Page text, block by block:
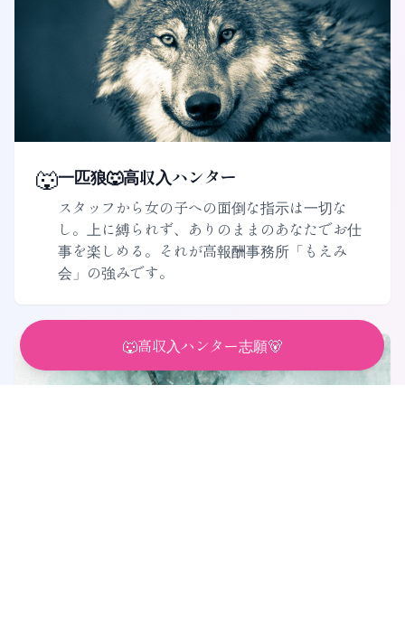
🐺一匹狼🐺高収入ハンター
スタッフから女の子への面倒な指示は一切な
し。上に縛られず、ありのままのあなたでお仕
事を楽しめる。それが高報酬事務所「もえみ
会」の強みです。
🐺高収入ハンター志願🐻